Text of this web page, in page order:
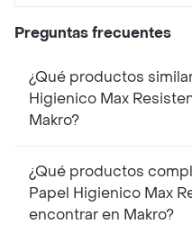
Preguntas frecuentes
¿Qué productos
Higienico Max Resistente puedo
Makro?
¿Qué productos
Papel Higienico Max
encontrar en Makro?